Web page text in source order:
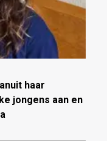
haar
jongens aan en